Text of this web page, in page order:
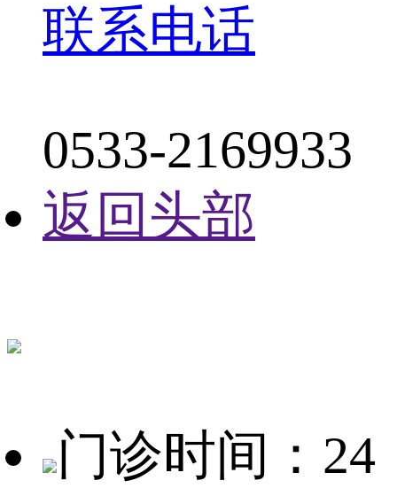
联系电话
0533-2169933
返回头部
门诊时间：24